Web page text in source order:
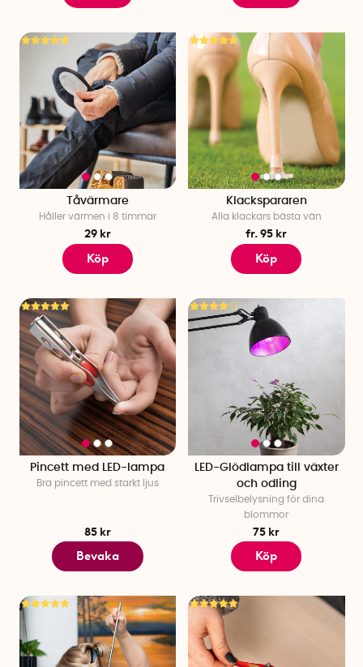
Tåvärmare
Håller värmen i 8 timmar
29 kr
Köp
Klackspararen
Alla klackars bästa vän
fr. 95 kr
Köp
Pincett med LED-lampa
Bra pincett med starkt ljus
85 kr
Bevaka
LED-Glödlampa till växter
och odling
Trivselbelysning för dina
blommor
75 kr
Köp